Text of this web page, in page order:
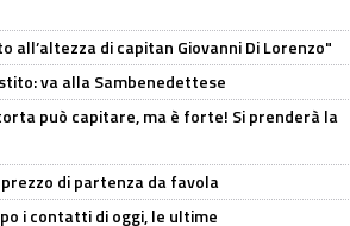
all’altezza di capitan Giovanni Di Lorenzo"
va alla Sambenedettese
può capitare, ma è forte! Si prenderà la
di partenza da favola
i contatti di oggi, le ultime